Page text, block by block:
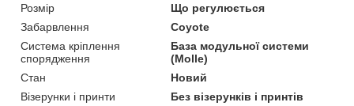
Розмір
Що регулюється
Забарвлення
Coyote
Система кріплення
спорядження
База модульної системи
(Molle)
Стан
Новий
Візерунки і принти
Без візерунків і принтів